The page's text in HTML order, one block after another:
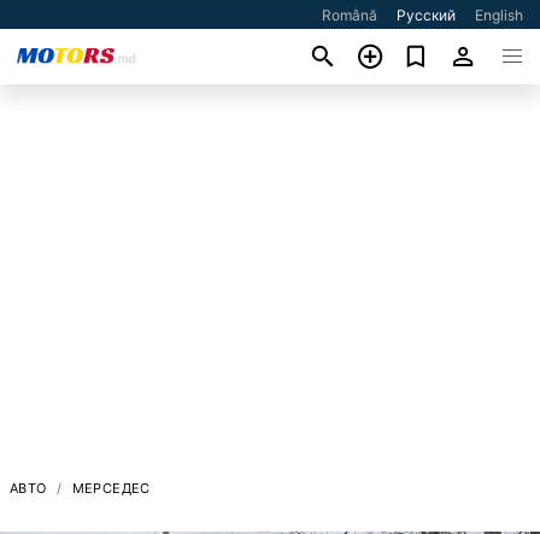
Română Русский English
АВТО МЕРСЕДЕС